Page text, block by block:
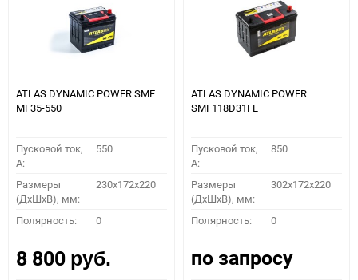
ATLAS DYNAMIC POWER SMF
MF35-550
Пусковой ток,
A:
550
Размеры
(ДхШхВ), мм:
230x172x220
Полярность: 0
8 800 руб.
ATLAS DYNAMIC POWER
SMF118D31FL
Пусковой ток,
A:
850
Размеры
(ДхШхВ), мм:
302x172x220
Полярность: 0
по запросу